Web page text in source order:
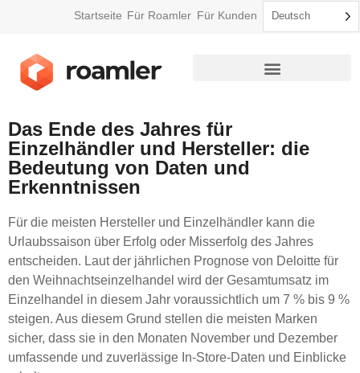
Startseite Für Roamler Für Kunden Deutsch
Das Ende des Jahres für
Einzelhändler und Hersteller: die
Bedeutung von Daten und
Erkenntnissen
Für die meisten Hersteller und Einzelhändler kann die
Urlaubssaison über Erfolg oder Misserfolg des Jahres
entscheiden. Laut der jährlichen Prognose von Deloitte für
den Weihnachtseinzelhandel wird der Gesamtumsatz im
Einzelhandel in diesem Jahr voraussichtlich um 7 % bis 9 %
steigen. Aus diesem Grund stellen die meisten Marken
sicher, dass sie in den Monaten November und Dezember
umfassende und zuverlässige In-Store-Daten und Einblicke